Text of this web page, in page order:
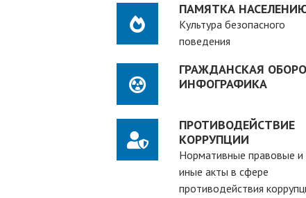
ПАМЯТКА
Культура безопасного
поведения
ГРАЖДАНСКАЯ
ИНФОГРАФИКА
ПРОТИВОДЕЙСТВИЕ
КОРРУПЦИИ
Нормативные правовые и
иные акты в сфере
противодействия